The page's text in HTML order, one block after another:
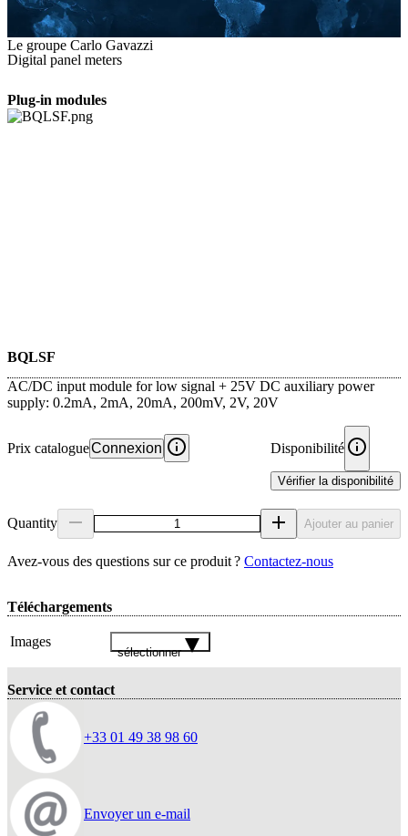
Le groupe Carlo Gavazzi
Digital panel meters
Plug-in modules
BQLSF
AC/DC input module for low signal + 25V DC auxiliary power
supply: 0.2mA, 2mA, 20mA, 200mV, 2V, 20V
Prix catalogueConnexion Disponibilité
Vérifier la disponibilité
Quantity Ajouter au panier
Avez‑vous des questions sur ce produit ? Contactez‑nous
Téléchargements
Images
sélectionner
Service et contact
+33 01 49 38 98 60
Envoyer un e-mail